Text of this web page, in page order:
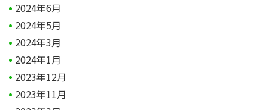
2024年6月
2024年5月
2024年3月
2024年1月
2023年12月
2023年11月